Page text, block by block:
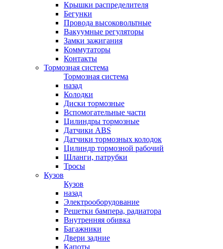
Крышки распределителя
Бегунки
Провода высоковольтные
Вакуумные регуляторы
Замки зажигания
Коммутаторы
Контакты
Тормозная система
Тормозная система
назад
Колодки
Диски тормозные
Вспомогательные части
Цилиндры тормозные
Датчики ABS
Датчики тормозных колодок
Цилиндр тормозной рабочий
Шланги, патрубки
Тросы
Кузов
Кузов
назад
Электрооборудование
Решетки бампера, радиатора
Внутренняя обивка
Багажники
Двери задние
Капоты